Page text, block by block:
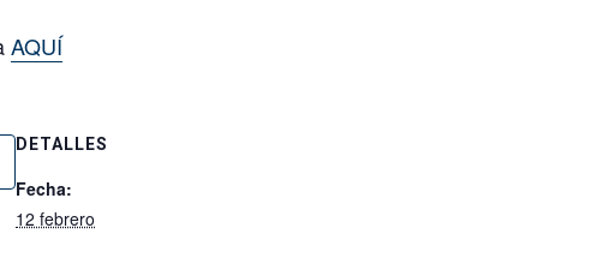
AQUÍ
DETALLES
Fecha:
12 febrero